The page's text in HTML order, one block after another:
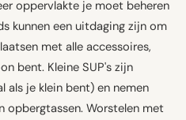
oppervlakte je moet beheren
kunnen een uitdaging zijn om
met alle accessoires,
bent. Kleine SUP's zijn
als je klein bent) en nemen
opbergtassen. Worstelen met